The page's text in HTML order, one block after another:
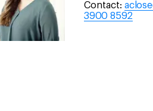
Contact:
3900 8592